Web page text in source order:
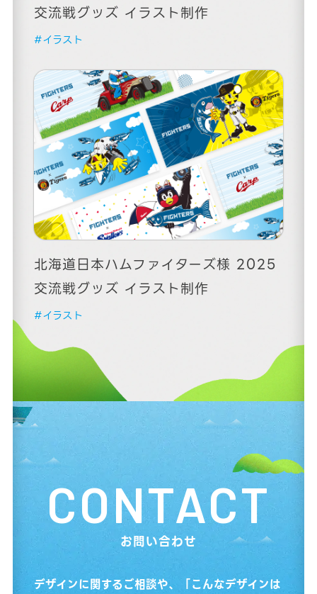
交流戦グッズ イラスト制作
#イラスト
北海道日本ハムファイターズ様 2025
交流戦グッズ イラスト制作
#イラスト
CONTACT
お問い合わせ
デザインに関するご相談や、「こんなデザインは